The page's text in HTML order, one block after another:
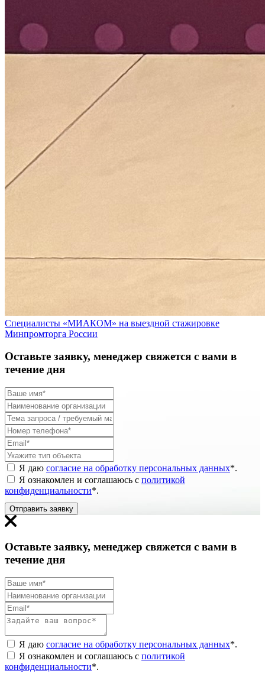
Специалисты «МИАКОМ» на выездной стажировке
Минпромторга России
Оставьте заявку, менеджер свяжется с вами в
течение дня
Я даю согласие на обработку персональных данных*.
Я ознакомлен и соглашаюсь с политикой
конфиденциальности*.
Отправить заявку
Оставьте заявку, менеджер свяжется с вами в
течение дня
Я даю согласие на обработку персональных данных*.
Я ознакомлен и соглашаюсь с политикой
конфиденциальности*.